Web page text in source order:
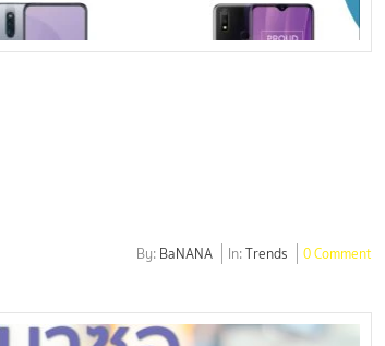
By: BaNANA In:Trends 0 Comment